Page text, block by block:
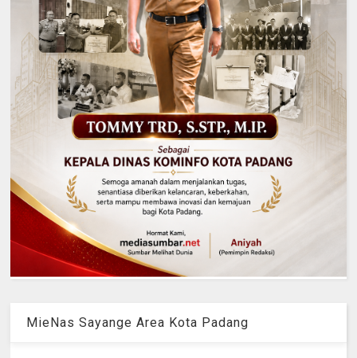
MieNas Sayange Area Kota Padang